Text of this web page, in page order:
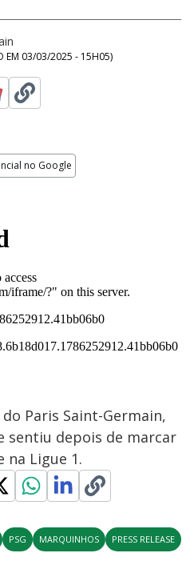
EM 03/03/2025 - 15H05)
no Google
Paris Saint-Germain,
sentiu depois de marcar
na Ligue 1.
PSG MARQUINHOS PRESS RELEASE